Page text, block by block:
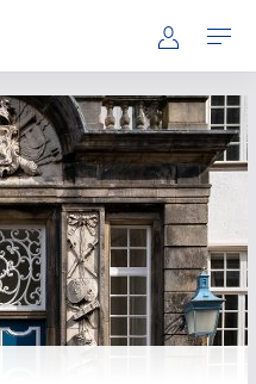
Mijn NS
Openen